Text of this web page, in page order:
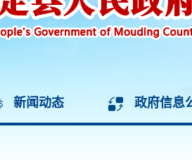
新闻动态 政府信息